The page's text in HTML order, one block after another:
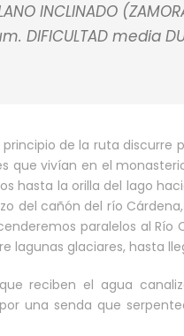
INCLINADO
DIFICULTAD media
de la ruta discurre
que vivían en el
hasta la orilla del lago
del cañón del río
paralelos al Río
glaciares, hasta
reciben el agua
una senda que